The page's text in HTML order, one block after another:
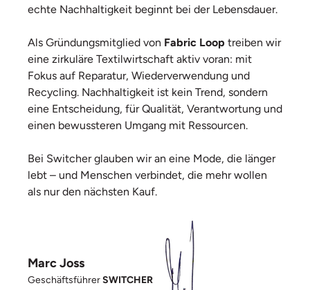
echte Nachhaltigkeit beginnt bei der Lebensdauer.
Als Gründungsmitglied von Fabric Loop treiben wir
eine zirkuläre Textilwirtschaft aktiv voran: mit
Fokus auf Reparatur, Wiederverwendung und
Recycling. Nachhaltigkeit ist kein Trend, sondern
eine Entscheidung, für Qualität, Verantwortung und
einen bewussteren Umgang mit Ressourcen.
Bei Switcher glauben wir an eine Mode, die länger
lebt – und Menschen verbindet, die mehr wollen
als nur den nächsten Kauf.
Marc Joss
GeschäftsführerSWITCHER